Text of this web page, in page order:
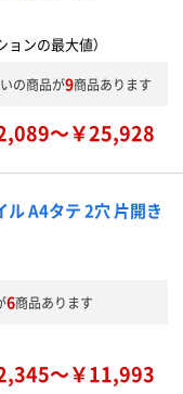
ョンの最大値）
いの商品が9商品あります
～￥25,928
ル A4タテ 2穴 片開き
6商品あります
～￥11,993